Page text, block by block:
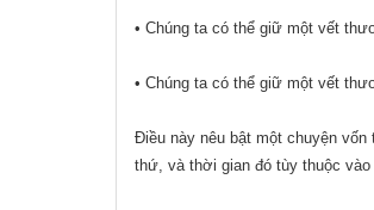
• Chúng ta có thể giữ một vết
• Chúng ta có thể giữ một vết
Điều này nêu bật một chuyện
thứ, và thời gian đó tùy thuộc